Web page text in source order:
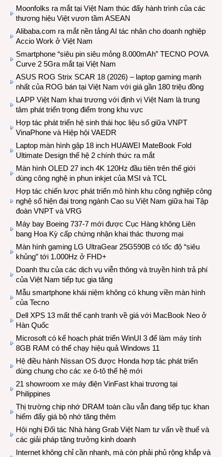
Moonfolks ra mắt tại Việt Nam thúc đẩy hành trình của các
thương hiệu Việt vươn tầm ASEAN
Alibaba.com ra mắt nền tảng AI tác nhân cho doanh nghiệp
Accio Work ở Việt Nam
Smartphone “siêu pin siêu mỏng 8.000mAh” TECNO POVA
Curve 2 5Gra mắt tại Việt Nam
ASUS ROG Strix SCAR 18 (2026) – laptop gaming mạnh
nhất của ROG bán tại Việt Nam với giá gần 180 triệu đồng
LAPP Việt Nam khai trương với định vị Việt Nam là trung
tâm phát triển trọng điểm trong khu vực
Hợp tác phát triển hệ sinh thái học liệu số giữa VNPT
VinaPhone và Hiệp hội VAEDR
Laptop màn hình gập 18 inch HUAWEI MateBook Fold
Ultimate Design thế hệ 2 chính thức ra mắt
Màn hình OLED 27 inch 4K 120Hz đầu tiên trên thế giới
dùng công nghệ in phun inkjet của MSI và TCL
Hợp tác chiến lược phát triển mô hình khu công nghiệp công
nghệ số hiện đại trong ngành Cao su Việt Nam giữa hai Tập
đoàn VNPT và VRG
Máy bay Boeing 737-7 mới được Cục Hàng không Liên
bang Hoa Kỳ cấp chứng nhận khai thác thương mại
Màn hình gaming LG UltraGear 25G590B có tốc độ “siêu
khủng” tới 1.000Hz ở FHD+
Doanh thu của các dịch vụ viễn thông và truyền hình trả phí
của Việt Nam tiếp tục gia tăng
Mẫu smartphone khái niệm không có khung viền màn hình
của Tecno
Dell XPS 13 mất thế cạnh tranh về giá với MacBook Neo ở
Hàn Quốc
Microsoft có kế hoạch phát triển WinUI 3 để làm máy tính
8GB RAM có thể chạy hiệu quả Windows 11
Hệ điều hành Nissan OS được Honda hợp tác phát triển
dùng chung cho các xe ô-tô thế hệ mới
21 showroom xe máy điện VinFast khai trương tại
Philippines
Thị trường chip nhớ DRAM toàn cầu vẫn đang tiếp tục khan
hiếm đẩy giá bộ nhớ tăng thêm
Hội nghị Đối tác Nhà hàng Grab Việt Nam tư vấn về thuế và
các giải pháp tăng trưởng kinh doanh
Internet không chỉ cần nhanh, mà còn phải phủ rộng khắp và